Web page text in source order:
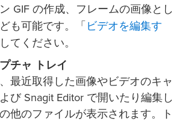
GIF の作成、フレームの画像とし
も可能です。「 ビデオを編集す
てください。
チャ トレイ
最近取得した画像やビデオのキャ
び Snagit Editor で開いたり編集し
他のファイルが表示されます。ト